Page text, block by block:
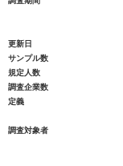
更新日
サンプル数
規定人数
調査企業数
定義
調査対象者